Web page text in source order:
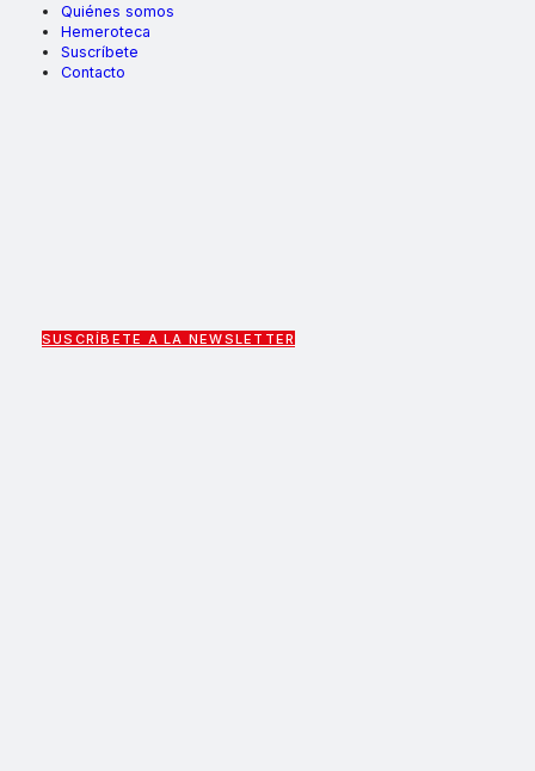
Quiénes somos
Hemeroteca
Suscríbete
Contacto
SUSCRÍBETE A LA NEWSLETTER